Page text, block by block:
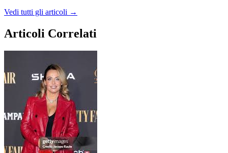
Vedi tutti gli articoli →
Articoli Correlati